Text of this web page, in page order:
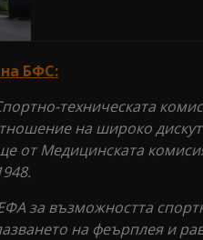
БФС:
техническата
на широко
от Медицинската
за възможността
на феърплея и